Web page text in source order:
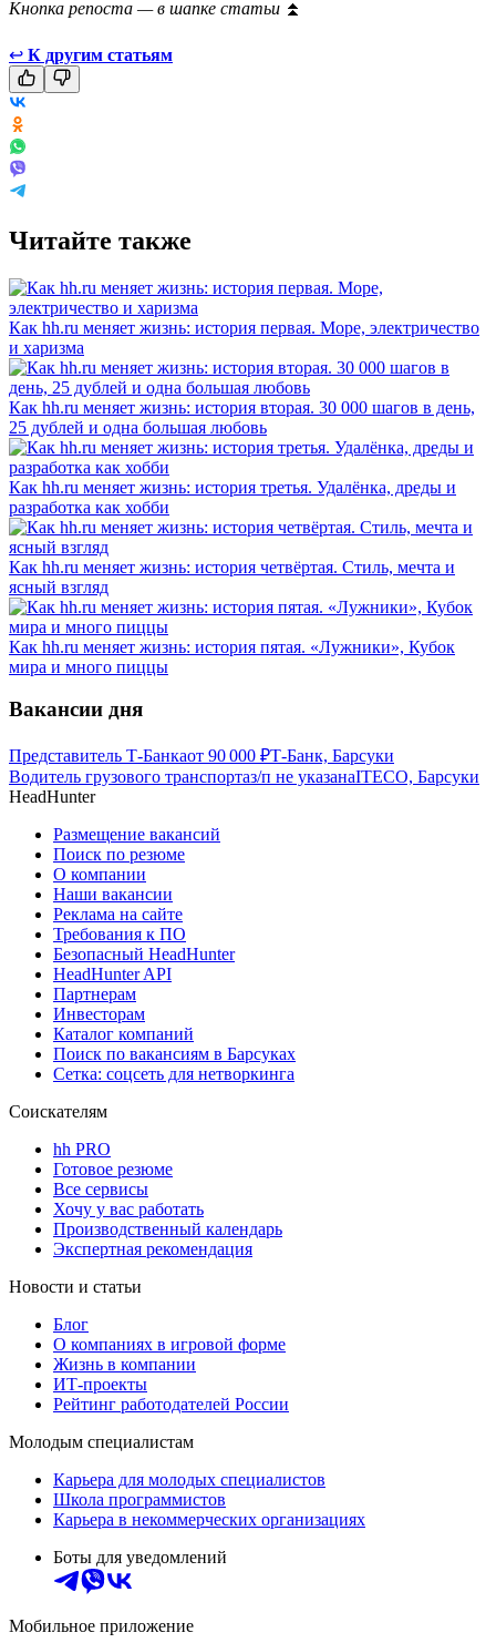
Кнопка репоста — в шапке статьи ⏫
↩ К другим статьям
Читайте также
Как hh.ru меняет жизнь: история первая. Море, электричество
и харизма
Как hh.ru меняет жизнь: история вторая. 30 000 шагов в день,
25 дублей и одна большая любовь
Как hh.ru меняет жизнь: история третья. Удалёнка, дреды и
разработка как хобби
Как hh.ru меняет жизнь: история четвёртая. Стиль, мечта и
ясный взгляд
Как hh.ru меняет жизнь: история пятая. «Лужники», Кубок
мира и много пиццы
Вакансии дня
Представитель Т-Банкаот 90 000 ₽Т-Банк, Барсуки
Водитель грузового транспортаз/п не указанаITECO, Барсуки
HeadHunter
Размещение вакансий
Поиск по резюме
О компании
Наши вакансии
Реклама на сайте
Требования к ПО
Безопасный HeadHunter
HeadHunter API
Партнерам
Инвесторам
Каталог компаний
Поиск по вакансиям в Барсуках
Сетка: соцсеть для нетворкинга
Соискателям
hh PRO
Готовое резюме
Все сервисы
Хочу у вас работать
Производственный календарь
Экспертная рекомендация
Новости и статьи
Блог
О компаниях в игровой форме
Жизнь в компании
ИТ-проекты
Рейтинг работодателей России
Молодым специалистам
Карьера для молодых специалистов
Школа программистов
Карьера в некоммерческих организациях
Боты для уведомлений
Мобильное приложение